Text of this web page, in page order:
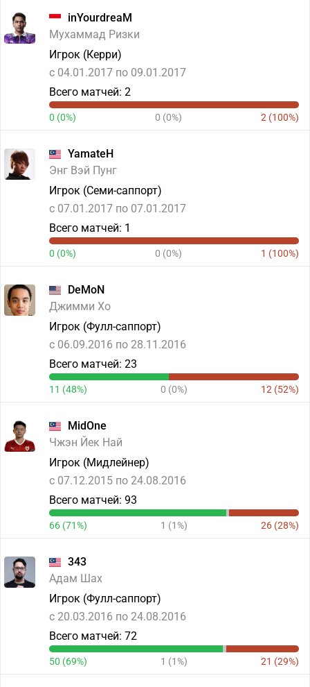
inYourdreaM
Мухаммад Ризки
Игрок (Керри)
c 04.01.2017 по 09.01.2017
Всего матчей: 2
0 (0%) 0 (0%) 2 (100%)
YamateH
Энг Вэй Пунг
Игрок (Семи-саппорт)
c 07.01.2017 по 07.01.2017
Всего матчей: 1
0 (0%) 0 (0%) 1 (100%)
DeMoN
Джимми Хо
Игрок (Фулл-саппорт)
c 06.09.2016 по 28.11.2016
Всего матчей: 23
11 (48%) 0 (0%) 12 (52%)
MidOne
Чжэн Йек Най
Игрок (Мидлейнер)
c 07.12.2015 по 24.08.2016
Всего матчей: 93
66 (71%) 1 (1%) 26 (28%)
343
Адам Шах
Игрок (Фулл-саппорт)
c 20.03.2016 по 24.08.2016
Всего матчей: 72
50 (69%) 1 (1%) 21 (29%)